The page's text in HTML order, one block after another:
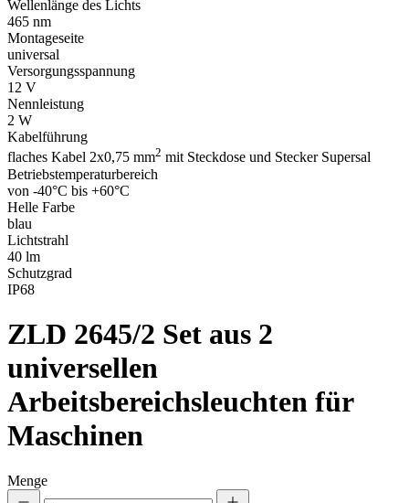
Wellenlänge des Lichts
465 nm
Montageseite
universal
Versorgungsspannung
12 V
Nennleistung
2 W
Kabelführung
flaches Kabel 2x0,75 mm2 mit Steckdose und Stecker Supersal
Betriebstemperaturbereich
von -40°C bis +60°C
Helle Farbe
blau
Lichtstrahl
40 lm
Schutzgrad
IP68
ZLD 2645/2 Set aus 2
universellen
Arbeitsbereichsleuchten für
Maschinen
Menge